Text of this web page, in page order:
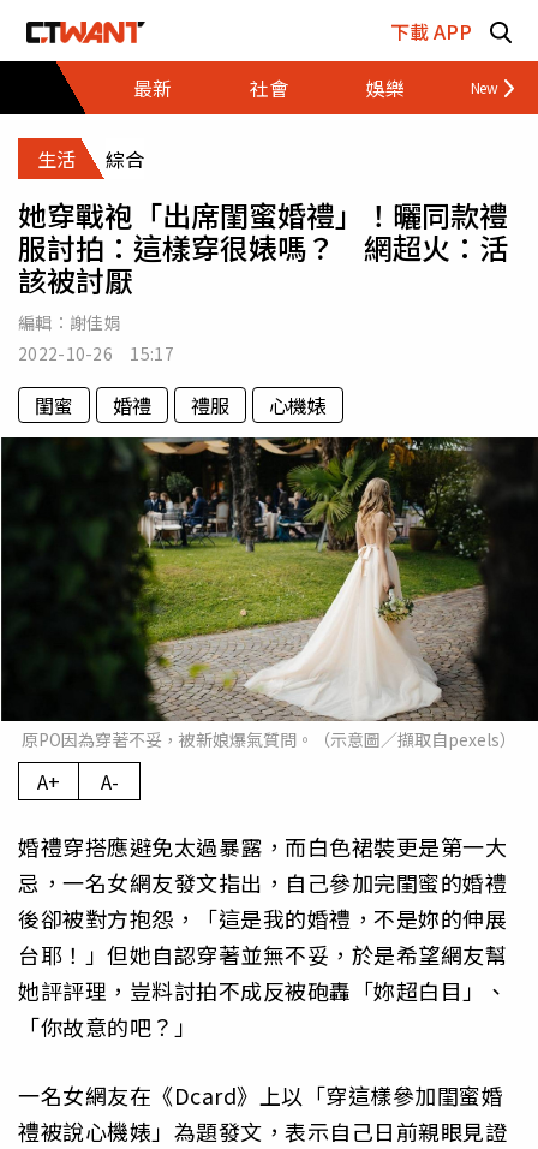
下載 APP
最新
社會 娛樂 財經
生活 綜合
她穿戰袍「出席閨蜜婚禮」！曬同款禮
服討拍：這樣穿很婊嗎？ 網超火：活
該被討厭
編輯： 謝佳娟
2022-10-26 15:17
閨蜜 婚禮 禮服 心機婊
原PO因為穿著不妥，被新娘爆氣質問。（示意圖／擷取自pexels）
A+ A-
婚禮穿搭應避免太過暴露，而白色裙裝更是第一大
忌，一名女網友發文指出，自己參加完閨蜜的婚禮
後卻被對方抱怨，「這是我的婚禮，不是妳的伸展
台耶！」但她自認穿著並無不妥，於是希望網友幫
她評評理，豈料討拍不成反被砲轟「妳超白目」、
「你故意的吧？」
一名女網友在《Dcard》上以「穿這樣參加閨蜜婚
禮被說心機婊」為題發文，表示自己日前親眼見證